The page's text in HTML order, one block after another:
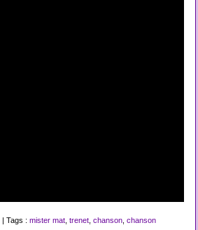
| Tags : mister mat, trenet, chanson, chanson